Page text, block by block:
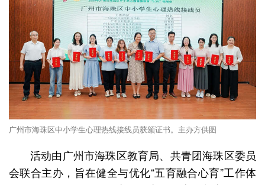
广州市海珠区中小学生心理热线接线员获颁证书。主办方供图
活动由广州市海珠区教育局、共青团海珠区委员
会联合主办，旨在健全与优化“五育融合心育”工作体